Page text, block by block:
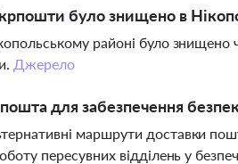
було знищено в
районі було знищено
Джерело
для забезпечення
маршрути доставки
пересувних відділень у